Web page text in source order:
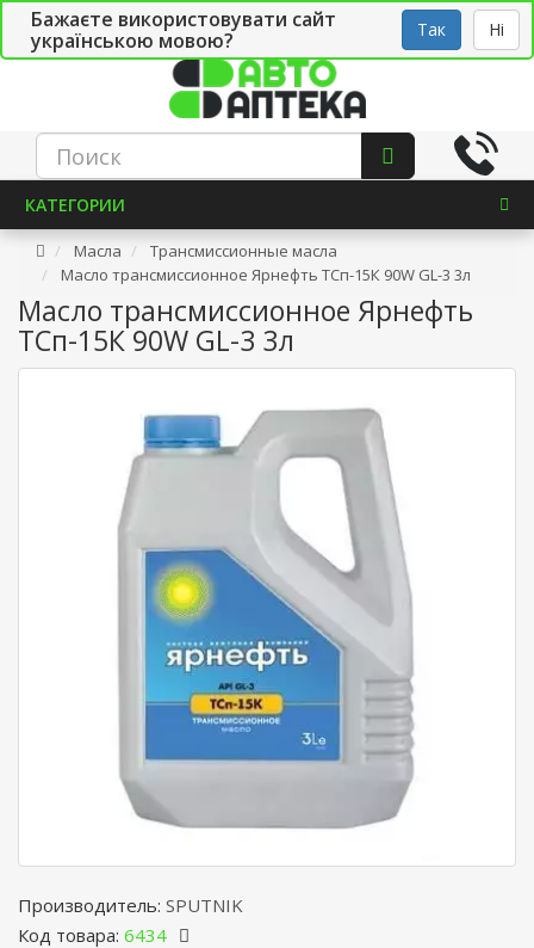
Бажаєте використовувати сайт
українською мовою?
Так Ні
СТО Укр
КАТЕГОРИИ
Масла
Трансмиссионные масла
Масло трансмиссионное Ярнефть ТСп-15К 90W GL-3 3л
Масло трансмиссионное Ярнефть
ТСп-15К 90W GL-3 3л
Производитель: SPUTNIK
Код товара: 6434